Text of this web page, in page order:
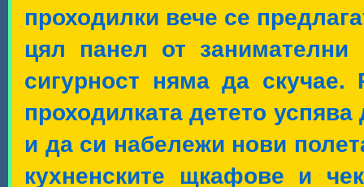
проходилки вече се
цял панел от занимателни
сигурност няма да скучае.
проходилката детето
и да си набележи нови
кухненските щкафове и